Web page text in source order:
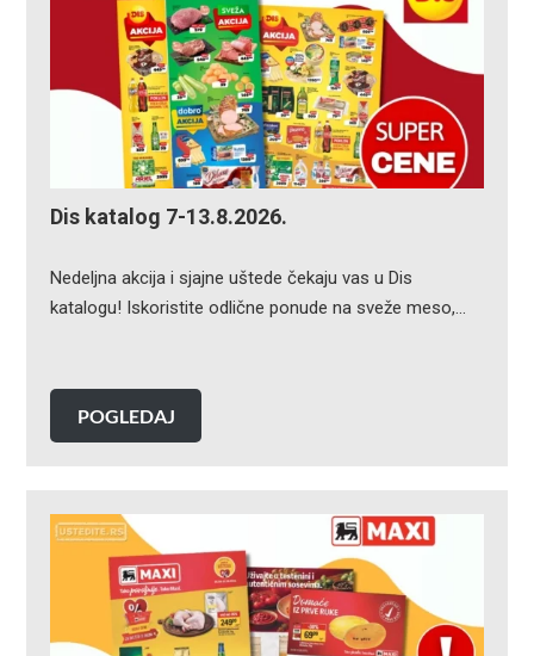
Dis katalog 7-13.8.2026.
Nedeljna akcija i sjajne uštede čekaju vas u Dis
katalogu! Iskoristite odlične ponude na sveže meso,…
POGLEDAJ